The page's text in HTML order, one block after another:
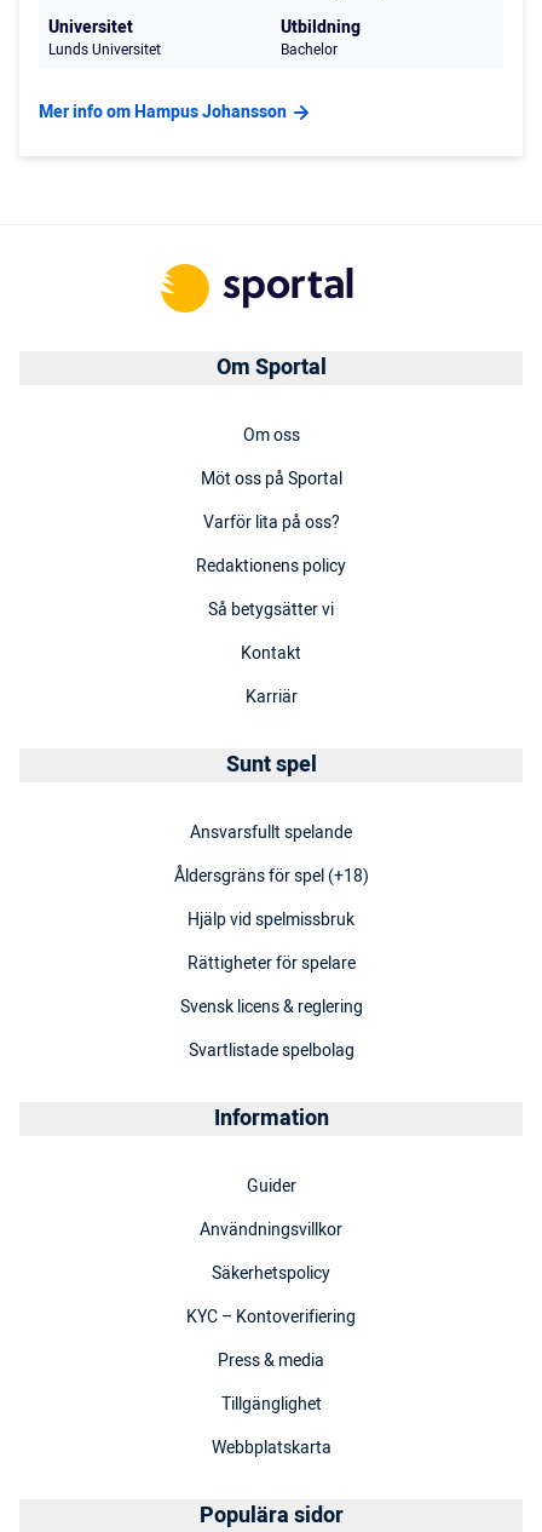
Universitet
Lunds Universitet
Utbildning
Bachelor
Mer info om Hampus Johansson
Om Sportal
Om oss
Möt oss på Sportal
Varför lita på oss?
Redaktionens policy
Så betygsätter vi
Kontakt
Karriär
Sunt spel
Ansvarsfullt spelande
Åldersgräns för spel (+18)
Hjälp vid spelmissbruk
Rättigheter för spelare
Svensk licens & reglering
Svartlistade spelbolag
Information
Guider
Användningsvillkor
Säkerhetspolicy
KYC – Kontoverifiering
Press & media
Tillgänglighet
Webbplatskarta
Populära sidor